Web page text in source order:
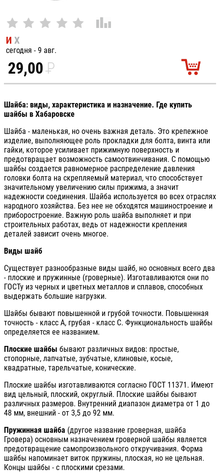
И Х
сегодня - 9 авг.
29,00P
УБ.
Шайба: виды, характеристика и назначение. Где купить
шайбы в Хабаровске
Шайба - маленькая, но очень важная деталь. Это крепежное
изделие, выполняющее роль прокладки для болта, винта или
гайки, которое усиливает прижимную поверхность и
предотвращает возможность самоотвинчивания. С помощью
шайбы создается равномерное распределение давления
головки болта на скрепляемый материал, что способствует
значительному увеличению силы прижима, а значит
надежности соединения. Шайба используется во всех отраслях
народного хозяйства. Без нее не обходятся машиностроение и
приборостроение. Важную роль шайба выполняет и при
строительных работах, ведь от надежности крепления
деталей зависит очень многое.
Виды шайб
Существует разнообразные виды шайб, но основных всего два
- плоские и пружинные (гроверные). Изготавливаются они по
ГОСТу из черных и цветных металлов и сплавов, способных
выдержать большие нагрузки.
Шайбы бывают повышенной и грубой точности. Повышенная
точность - класс А, грубая - класс С. Функциональность шайбы
определяется ее названием.
Плоские шайбы бывают различных видов: простые,
стопорные, лапчатые, зубчатые, клиновые, косые,
квадратные, тарельчатые, конические.
Плоские шайбы изготавливаются согласно ГОСТ 11371. Имеют
вид цельный, плоский, округлый. Плоские шайбы бывают
различных размеров. Внутренний диапазон диаметра от 1 до
48 мм, внешний - от 3,5 до 92 мм.
Пружинная шайба (другое название гроверная, шайба
Гровера) основным назначением гроверной шайбы является
предотвращение самопроизвольного откручивания. Форма
шайбы напоминает виток пружины, плоская, но не цельная.
Концы шайбы - с плоскими срезами.